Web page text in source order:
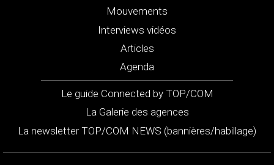
Mouvements
Interviews vidéos
Articles
Agenda
Le guide Connected by TOP/COM
La Galerie des agences
La newsletter TOP/COM NEWS (bannières/habillage)